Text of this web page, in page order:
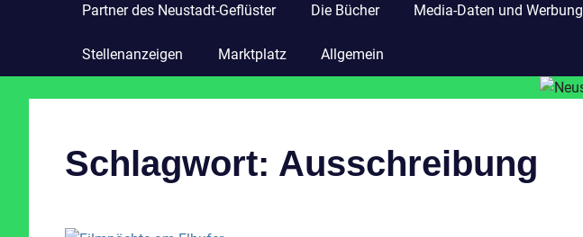
Partner des Neustadt-Geflüster Die Bücher Media-Daten und Werbung
Stellenanzeigen Marktplatz Allgemein
Schlagwort: Ausschreibung